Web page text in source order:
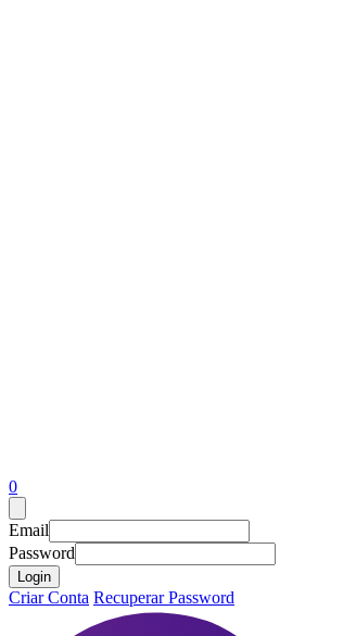
0
Email
Password
Login
Criar Conta Recuperar Password